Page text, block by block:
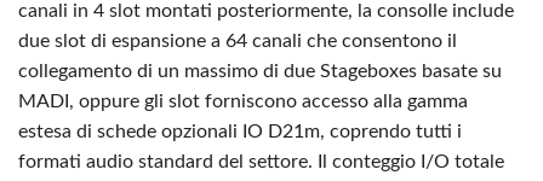
canali in 4 slot montati posteriormente, la consolle include
due slot di espansione a 64 canali che consentono il
collegamento di un massimo di due Stageboxes basate su
MADI, oppure gli slot forniscono accesso alla gamma
estesa di schede opzionali IO D21m, coprendo tutti i
formati audio standard del settore. Il conteggio I/O totale